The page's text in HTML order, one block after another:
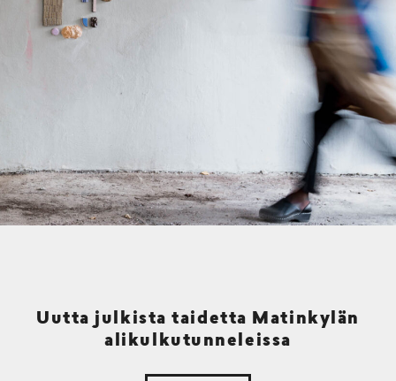
Uutta julkista taidetta Matinkylän
alikulkutunneleissa